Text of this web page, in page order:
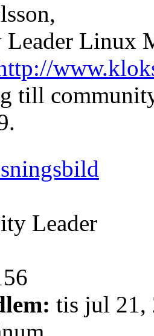
Leader Linux
till
Leader
tis jul 21,